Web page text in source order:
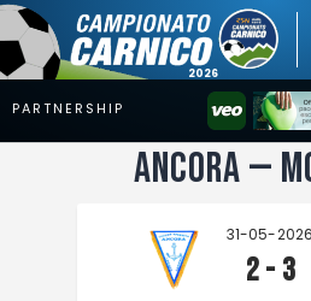
CampionatoAncora —
31-05-2026
2 - 3